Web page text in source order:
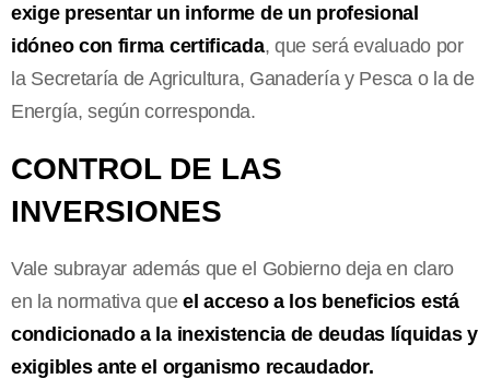
exige presentar un informe de un profesional
idóneo con firma certificada, que será evaluado por
la Secretaría de Agricultura, Ganadería y Pesca o la de
Energía, según corresponda.
CONTROL DE LAS
INVERSIONES
Vale subrayar además que el Gobierno deja en claro
en la normativa que el acceso a los beneficios está
condicionado a la inexistencia de deudas líquidas y
exigibles ante el organismo recaudador.